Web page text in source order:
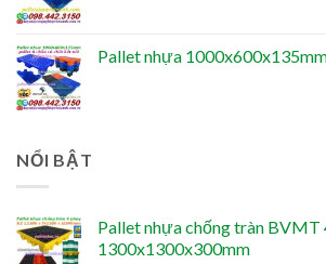
Pallet nhựa
NỔI BẬT
Pallet nhựa chống tràn BVMT
1300x1300x300mm